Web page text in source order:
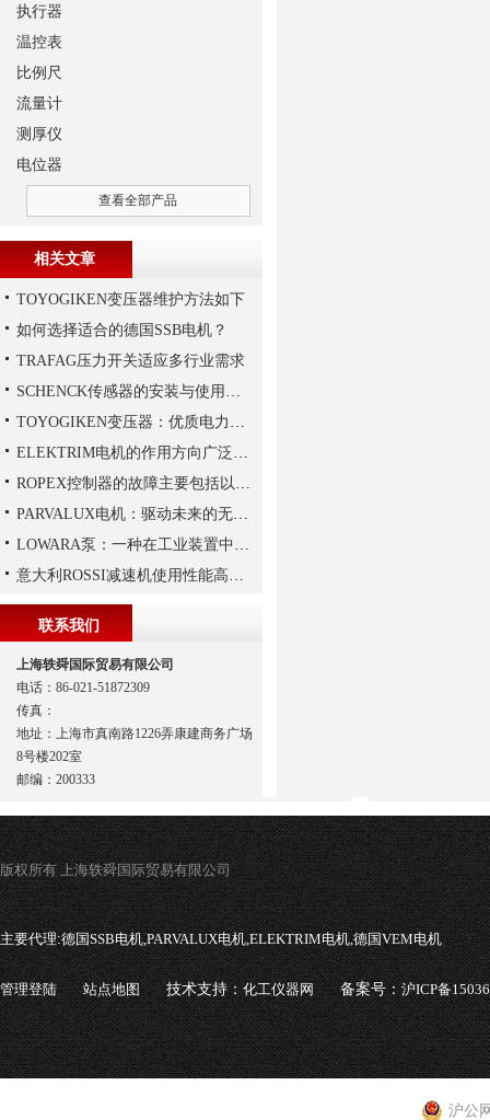
执行器
温控表
比例尺
流量计
测厚仪
电位器
查看全部产品
相关文章
TOYOGIKEN变压器维护方法如下
如何选择适合的德国SSB电机？
TRAFAG压力开关适应多行业需求
SCHENCK传感器的安装与使用建议
TOYOGIKEN变压器：优质电力转换与可靠性的解决方案“
ELEKTRIM电机的作用方向广泛且多元化
ROPEX控制器的故障主要包括以下几种情况
PARVALUX电机：驱动未来的无限可能
LOWARA泵：一种在工业装置中广泛使用的泵
意大利ROSSI减速机使用性能高、持久，运行平稳
联系我们
上海轶舜国际贸易有限公司
电话：86-021-51872309
传真：
地址：上海市真南路1226弄康建商务广场
8号楼202室
邮编：200333
版权所有 上海轶舜国际贸易有限公司
主要代理:德国SSB电机,PARVALUX电机,ELEKTRIM电机,德国VEM电机
管理登陆 站点地图 技术支持：化工仪器网 备案号：沪ICP备
沪公